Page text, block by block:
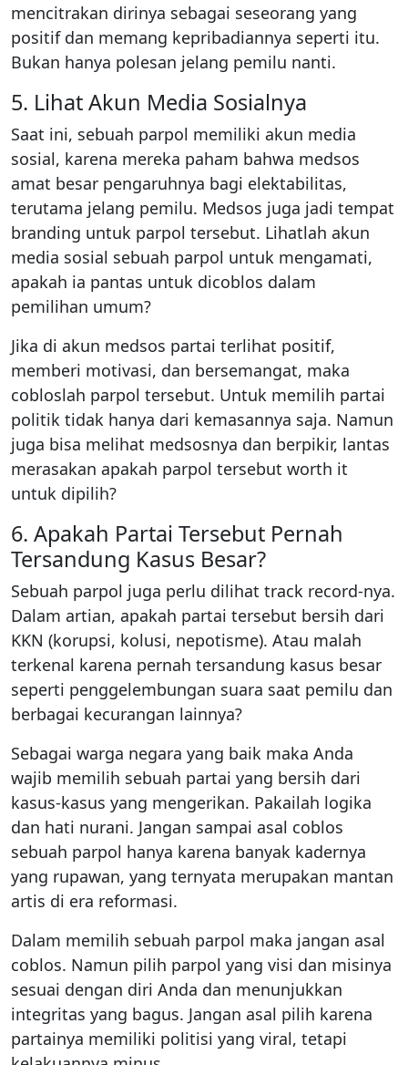
mencitrakan dirinya sebagai seseorang yang
positif dan memang kepribadiannya seperti itu.
Bukan hanya polesan jelang pemilu nanti.
5. Lihat Akun Media Sosialnya
Saat ini, sebuah parpol memiliki akun media
sosial, karena mereka paham bahwa medsos
amat besar pengaruhnya bagi elektabilitas,
terutama jelang pemilu. Medsos juga jadi tempat
branding untuk parpol tersebut. Lihatlah akun
media sosial sebuah parpol untuk mengamati,
apakah ia pantas untuk dicoblos dalam
pemilihan umum?
Jika di akun medsos partai terlihat positif,
memberi motivasi, dan bersemangat, maka
cobloslah parpol tersebut. Untuk memilih partai
politik tidak hanya dari kemasannya saja. Namun
juga bisa melihat medsosnya dan berpikir, lantas
merasakan apakah parpol tersebut worth it
untuk dipilih?
6. Apakah Partai Tersebut Pernah
Tersandung Kasus Besar?
Sebuah parpol juga perlu dilihat track record-nya.
Dalam artian, apakah partai tersebut bersih dari
KKN (korupsi, kolusi, nepotisme). Atau malah
terkenal karena pernah tersandung kasus besar
seperti penggelembungan suara saat pemilu dan
berbagai kecurangan lainnya?
Sebagai warga negara yang baik maka Anda
wajib memilih sebuah partai yang bersih dari
kasus-kasus yang mengerikan. Pakailah logika
dan hati nurani. Jangan sampai asal coblos
sebuah parpol hanya karena banyak kadernya
yang rupawan, yang ternyata merupakan mantan
artis di era reformasi.
Dalam memilih sebuah parpol maka jangan asal
coblos. Namun pilih parpol yang visi dan misinya
sesuai dengan diri Anda dan menunjukkan
integritas yang bagus. Jangan asal pilih karena
partainya memiliki politisi yang viral, tetapi